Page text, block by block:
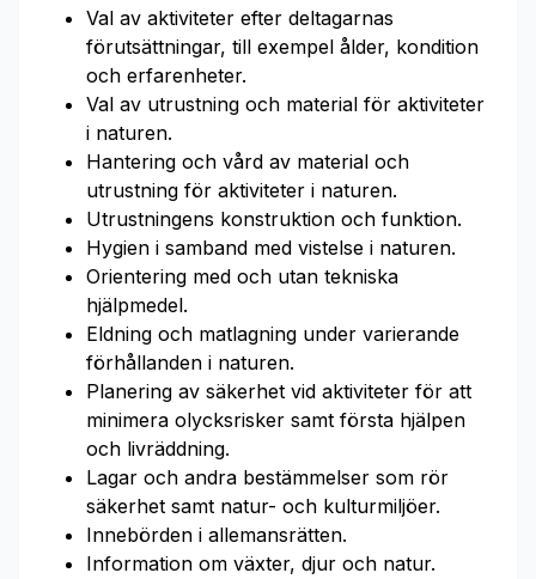
Val av aktiviteter efter deltagarnas
förutsättningar, till exempel ålder, kondition
och erfarenheter.
Val av utrustning och material för aktiviteter
i naturen.
Hantering och vård av material och
utrustning för aktiviteter i naturen.
Utrustningens konstruktion och funktion.
Hygien i samband med vistelse i naturen.
Orientering med och utan tekniska
hjälpmedel.
Eldning och matlagning under varierande
förhållanden i naturen.
Planering av säkerhet vid aktiviteter för att
minimera olycksrisker samt första hjälpen
och livräddning.
Lagar och andra bestämmelser som rör
säkerhet samt natur- och kulturmiljöer.
Innebörden i allemansrätten.
Information om växter, djur och natur.